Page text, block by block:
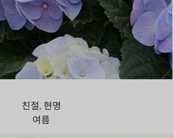
친절, 현명
여름